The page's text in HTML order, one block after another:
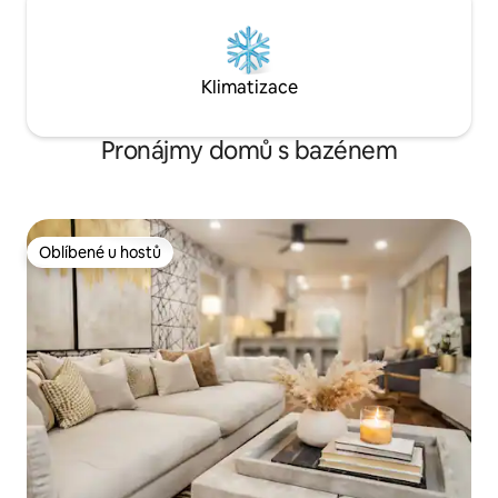
Klimatizace
Pronájmy domů s bazénem
Oblíbené u hostů
Oblíbené u hostů